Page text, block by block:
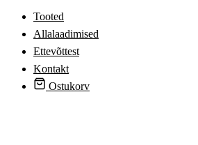
Tooted
Allalaadimised
Ettevõttest
Kontakt
Ostukorv